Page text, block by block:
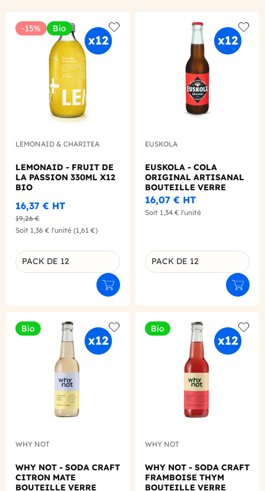
-15% Bio
Add to wishlist
LEMONAID & CHARITEA
LEMONAID - FRUIT DE
LA PASSION 330ML X12
BIO
16,37 € HT
19,26 €
Soit 1,36 € l'unité (1,61 €)
Déclinaison du produit
PACK DE 12
Ajouter au panier
Add
EUSKOLA
EUSKOLA - COLA
ORIGINAL ARTISANAL
BOUTEILLE VERRE
330ML X12
16,07 € HT
Soit 1,34 € l'unité
Déclinaison du produit
PACK DE 12
Bio
Add to wishlist
WHY NOT
WHY NOT - SODA CRAFT
CITRON MATE
BOUTEILLE VERRE
Bio
Add
WHY NOT
WHY NOT - SODA CRAFT
FRAMBOISE THYM
BOUTEILLE VERRE